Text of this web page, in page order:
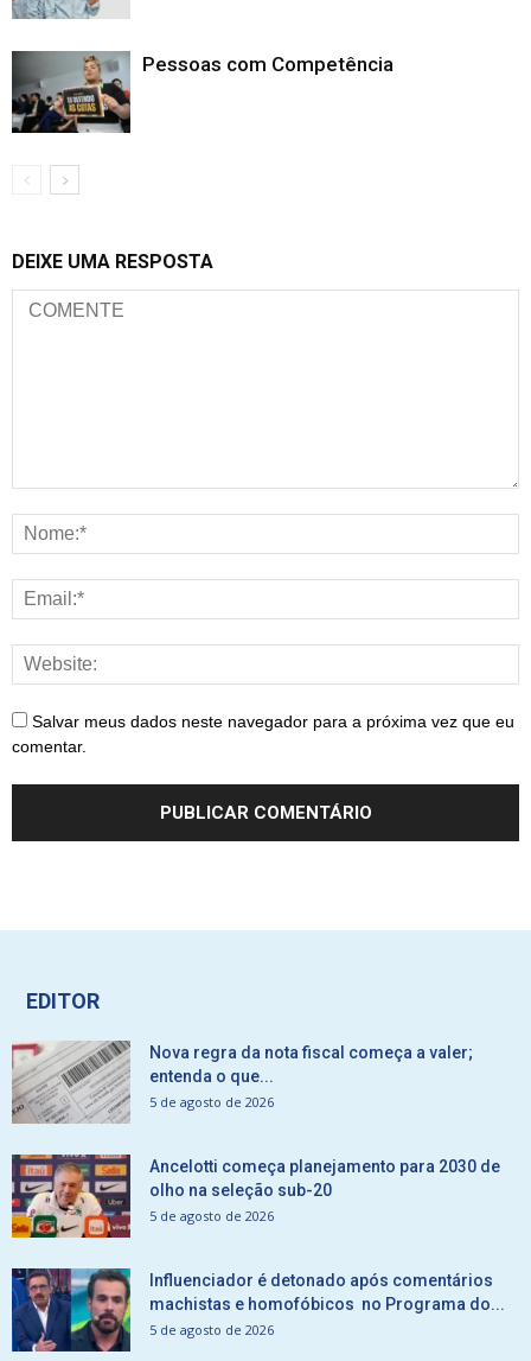
Pessoas com Competência
DEIXE UMA RESPOSTA
Salvar meus dados neste navegador para a próxima vez que eu
comentar.
EDITOR
Nova regra da nota fiscal começa a valer;
entenda o que...
5 de agosto de 2026
Ancelotti começa planejamento para 2030 de
olho na seleção sub-20
5 de agosto de 2026
Influenciador é detonado após comentários
machistas e homofóbicos no Programa do...
5 de agosto de 2026